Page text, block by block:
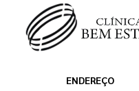
ENDEREÇO